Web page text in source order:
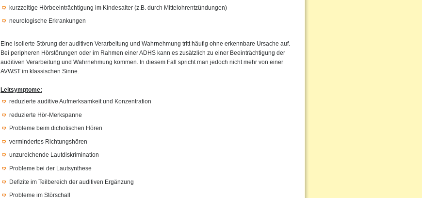
kurzzeitige Hörbeeinträchtigung im Kindesalter (z.B. durch Mittelohrentzündungen)
neurologische Erkrankungen
Eine isolierte Störung der auditiven Verarbeitung und Wahrnehmung tritt häufig ohne erkennbare Ursache auf.
Bei peripheren Hörstörungen oder im Rahmen einer ADHS kann es zusätzlich zu einer Beeinträchtigung der
auditiven Verarbeitung und Wahrnehmung kommen. In diesem Fall spricht man jedoch nicht mehr von einer
AVWST im klassischen Sinne.
Leitsymptome:
reduzierte auditive Aufmerksamkeit und Konzentration
reduzierte Hör-Merkspanne
Probleme beim dichotischen Hören
vermindertes Richtungshören
unzureichende Lautdiskrimination
Probleme bei der Lautsynthese
Defizite im Teilbereich der auditiven Ergänzung
Probleme im Störschall